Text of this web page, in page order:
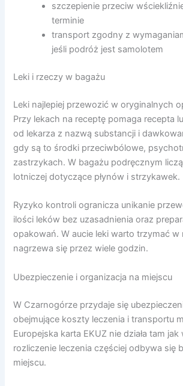
szczepienie przeciw
terminie
transport zgodny z
jeśli podróż jest samolotem
Leki i rzeczy w bagażu
Leki najlepiej przewozić w oryginalnych
Przy lekach na receptę pomaga recepta
od lekarza z nazwą substancji i
gdy są to środki przeciwbólowe,
zastrzykach. W bagażu podręcznym
lotniczej dotyczące płynów i strzykawek.
Ryzyko kontroli ogranicza unikanie
ilości leków bez uzasadnienia oraz
opakowań. W aucie leki warto trzymać w
nagrzewa się przez wiele godzin.
Ubezpieczenie i organizacja na miejscu
W Czarnogórze przydaje się
obejmujące koszty leczenia i transportu
Europejska karta EKUZ nie działa tam jak
rozliczenie leczenia częściej odbywa się
miejscu.